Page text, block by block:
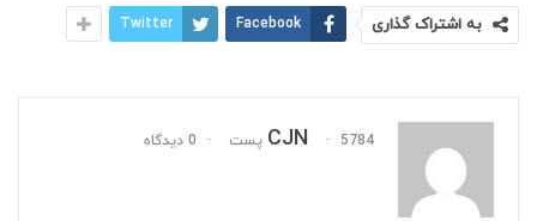
به اشتراک گذاری Facebook
Twitter
CJN 5784 پست 0 دیدگاه